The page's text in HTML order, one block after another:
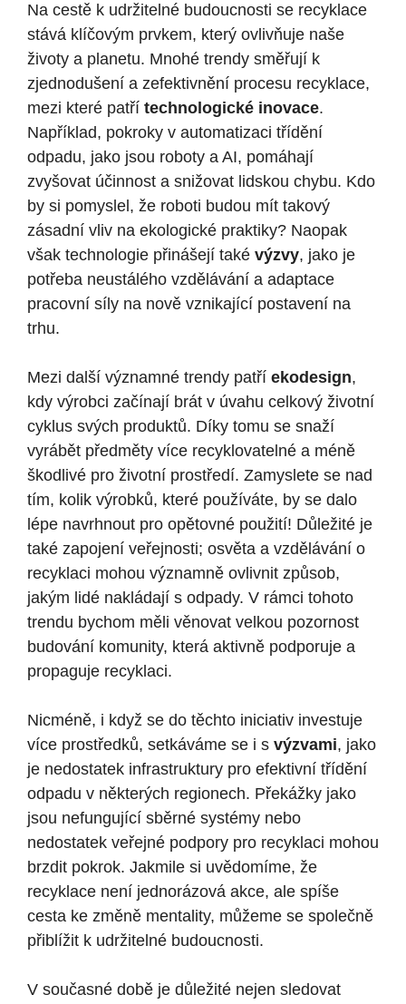
Na cestě k udržitelné budoucnosti se recyklace
stává klíčovým prvkem, který ovlivňuje naše
životy a planetu. Mnohé trendy směřují k
zjednodušení a zefektivnění procesu recyklace,
mezi které patří technologické inovace.
Například, pokroky v automatizaci třídění
odpadu, jako jsou roboty a AI, pomáhají
zvyšovat účinnost a snižovat lidskou chybu. Kdo
by si pomyslel, že roboti budou mít takový
zásadní vliv na ekologické praktiky? Naopak
však technologie přinášejí také výzvy, jako je
potřeba neustálého vzdělávání a adaptace
pracovní síly na nově vznikající postavení na
trhu.
Mezi další významné trendy patří ekodesign,
kdy výrobci začínají brát v úvahu celkový životní
cyklus svých produktů. Díky tomu se snaží
vyrábět předměty více recyklovatelné a méně
škodlivé pro životní prostředí. Zamyslete se nad
tím, kolik výrobků, které používáte, by se dalo
lépe navrhnout pro opětovné použití! Důležité je
také zapojení veřejnosti; osvěta a vzdělávání o
recyklaci mohou významně ovlivnit způsob,
jakým lidé nakládají s odpady. V rámci tohoto
trendu bychom měli věnovat velkou pozornost
budování komunity, která aktivně podporuje a
propaguje recyklaci.
Nicméně, i když se do těchto iniciativ investuje
více prostředků, setkáváme se i s výzvami, jako
je nedostatek infrastruktury pro efektivní třídění
odpadu v některých regionech. Překážky jako
jsou nefungující sběrné systémy nebo
nedostatek veřejné podpory pro recyklaci mohou
brzdit pokrok. Jakmile si uvědomíme, že
recyklace není jednorázová akce, ale spíše
cesta ke změně mentality, můžeme se společně
přiblížit k udržitelné budoucnosti.
V současné době je důležité nejen sledovat